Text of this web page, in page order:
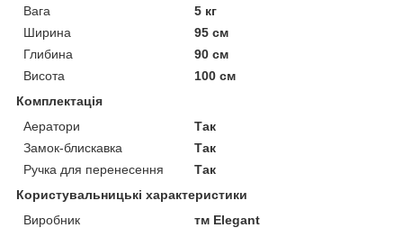
Вага
5 кг
Ширина
95 см
Глибина
90 см
Висота
100 см
Комплектація
Аератори
Так
Замок-блискавка
Так
Ручка для перенесення
Так
Користувальницькі характеристики
Виробник
тм Elegant